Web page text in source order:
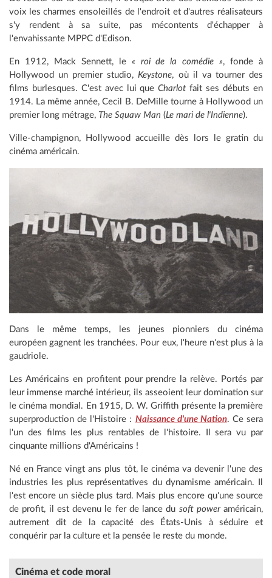
voix les charmes ensoleillés de l'endroit et d'autres réalisateurs
s'y rendent à sa suite, pas mécontents d'échapper à
l'envahissante MPPC d'Edison.
En 1912, Mack Sennett, le « roi de la comédie », fonde à
Hollywood un premier studio, Keystone, où il va tourner des
films burlesques. C'est avec lui queCharlot fait ses débuts en
1914. La même année, Cecil B. DeMille tourne à Hollywood un
premier long métrage, The Squaw Man (Le mari de l'Indienne).
Ville-champignon, Hollywood accueille dès lors le gratin du
cinéma américain.
Dans le même temps, les jeunes pionniers du cinéma
européen gagnent les tranchées. Pour eux, l'heure n'est plus à la
gaudriole.
Les Américains en profitent pour prendre la relève. Portés par
leur immense marché intérieur, ils asseoient leur domination sur
le cinéma mondial. En 1915, D. W. Griffith présente la première
superproduction de l'Histoire : Naissance d'une Nation. Ce sera
l'un des films les plus rentables de l'histoire. Il sera vu par
cinquante millions d'Américains !
Né en France vingt ans plus tôt, le cinéma va devenir l'une des
industries les plus représentatives du dynamisme américain. Il
l'est encore un siècle plus tard. Mais plus encore qu'une source
de profit, il est devenu le fer de lance du soft poweraméricain,
autrement dit de la capacité des États-Unis à séduire et
conquérir par la culture et la pensée le reste du monde.
Cinéma et code moral